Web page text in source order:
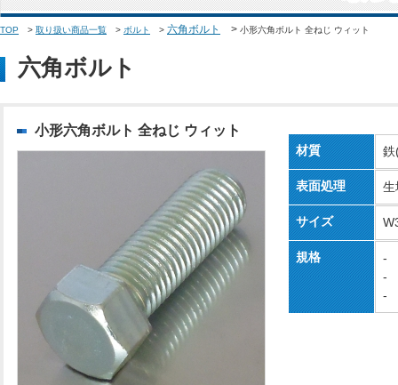
TOP > 取り扱い商品一覧 > ボルト > 六角ボルト > 小形六角ボルト 全ねじ ウィット
六角ボルト
小形六角ボルト 全ねじ ウィット
材質 鉄
表面処理 生
サイズ
規格
-
-
-